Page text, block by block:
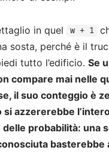
in quel w + 1
sosta, perché è il
tutto l’edificio.Se
compare mai nelle
il suo conteggio è
si azzererebbe
probabilità: una
basterebbe